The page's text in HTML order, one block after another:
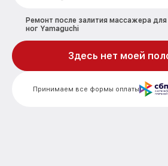
Ремонт после залития массажера для
ног Yamaguchi
Принимаем все формы оплаты
Здесь нет моей